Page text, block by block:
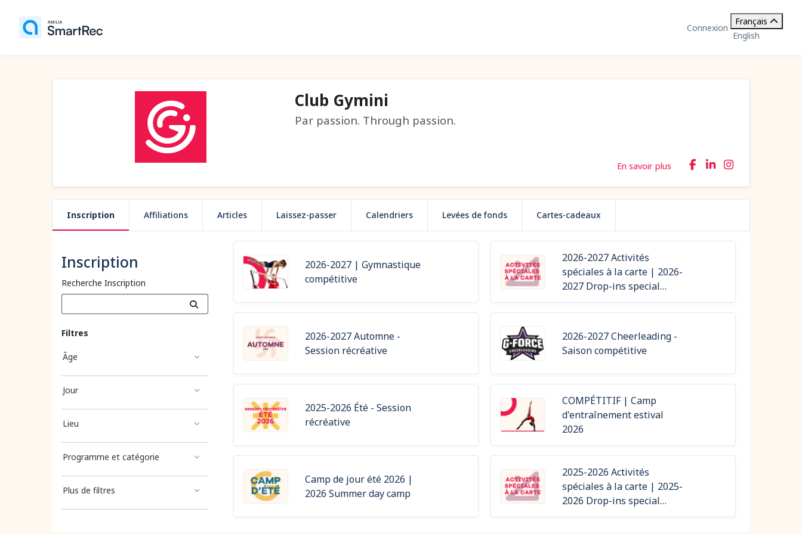
Connexion
Français
English
Club Gymini
Par passion. Through passion.
En savoir plus
Inscription Affiliations Articles Laissez-passer Calendriers Levées de fonds Cartes-cadeaux
Inscription
Recherche Inscription
Filtres
Âge
Jour
Lieu
Programme et catégorie
Plus de filtres
2026-2027 | Gymnastique
compétitive
2026-2027 Activités
spéciales à la carte | 2026-
2027 Drop-ins special
activities
2026-2027 Automne -
Session récréative
2026-2027 Cheerleading -
Saison compétitive
2025-2026 Été - Session
récréative
COMPÉTITIF | Camp
d'entraînement estival
2026
Camp de jour été 2026 |
2026 Summer day camp
2025-2026 Activités
spéciales à la carte | 2025-
2026 Drop-ins special
activities